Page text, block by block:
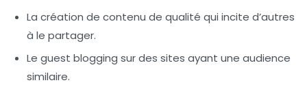
La création de contenu de qualité qui incite d’autres
à le partager.
Le guest blogging sur des sites ayant une audience
similaire.